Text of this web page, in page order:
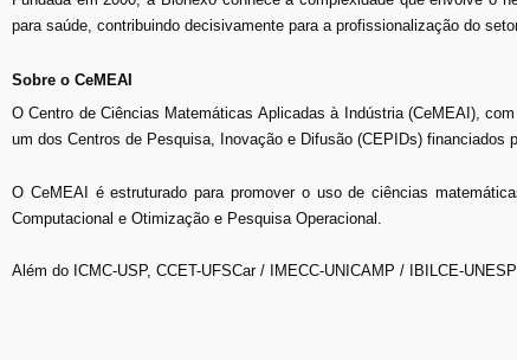
para saúde, contribuindo decisivamente para a profissionalização do
Sobre o CeMEAI
O Centro de Ciências Matemáticas Aplicadas à Indústria (CeMEAI),
um dos Centros de Pesquisa, Inovação e Difusão (CEPIDs) financiados
O CeMEAI é estruturado para promover o uso de ciências
Computacional e Otimização e Pesquisa Operacional.
Além do ICMC-USP, CCET-UFSCar / IMECC-UNICAMP / IBILCE-